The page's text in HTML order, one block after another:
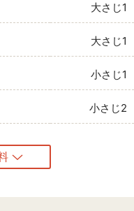
大さじ1
大さじ1
小さじ1
小さじ2